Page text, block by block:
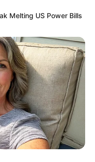
.ค. – 15 ก.ย.)
Melting US Power Bills